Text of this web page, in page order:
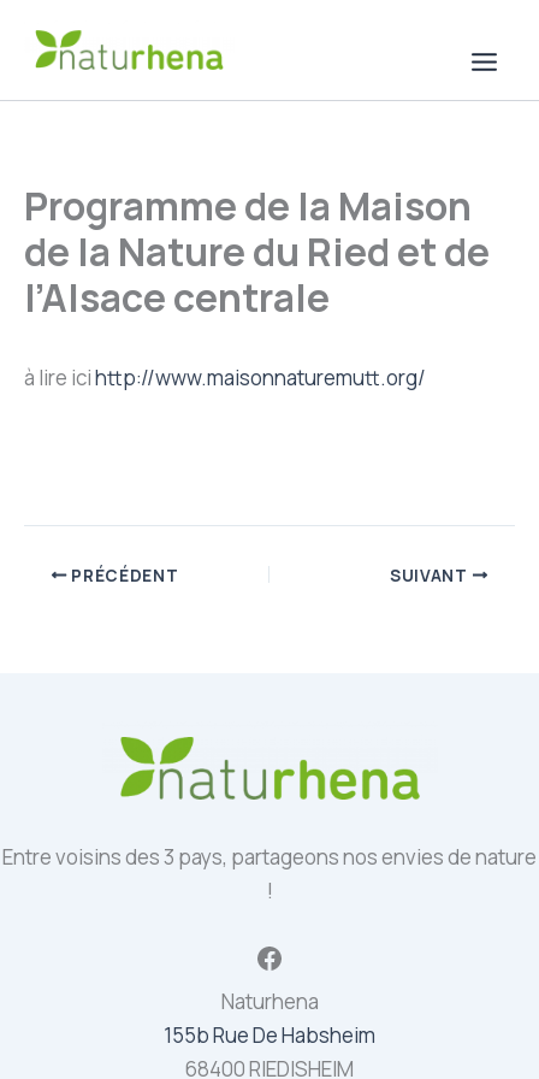
Programme de la Maison
de la Nature du Ried et de
l’Alsace centrale
à lire icihttp://www.maisonnaturemutt.org/
PRÉCÉDENT SUIVANT
Entre voisins des 3 pays, partageons nos envies de nature
!
Facebook
Naturhena
155b Rue De Habsheim
68400 RIEDISHEIM